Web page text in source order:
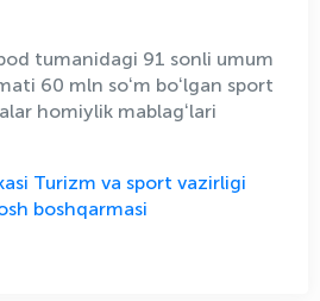
tumanidagi 91 sonli umum
60 mln soʻm boʻlgan sport
homiylik mablagʻlari
Turizm va sport vazirligi
boshqarmasi